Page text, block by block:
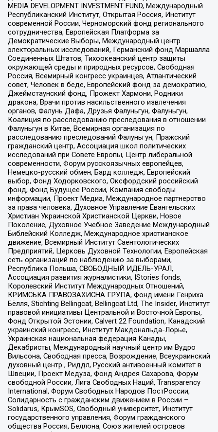
MEDIA DEVELOPMENT INVESTMENT FUND, Международный
Республиканский Институт, Открытая Россия, Институт
современной России, Черноморский фонд регионального
сотрудничества, Европейская Платформа за
Демократические Выборы, Международный центр
электоральных исследований, Германский фонд Маршалла
Соединенных Штатов, Тихоокеанский центр защиты
окружающей среды и природных ресурсов, Свободная
Россия, Всемирный конгресс украинцев, Атлантический
совет, Человек в беде, Европейский фонд за демократию,
Джеймстаунский фонд, Прожект Хармони, Родники
дракона, Врачи против насильственного извлечения
органов, Фалунь Дафа, Друзья Фалуньгун, Фалуньгун,
Коалиция по расследованию преследования в отношении
Фалуньгун в Китае, Всемирная организация по
расследованию преследований Фалуньгун, Пражский
гражданский центр, Ассоциация школ политических
исследований при Совете Европы, Центр либеральной
современности, Форум русскоязычных европейцев,
Немецко-русский обмен, Бард колледж, Европейский
выбор, Фонд Ходорковского, Оксфордский российский
фонд, Фонд Будущее России, Компания свободы
информации, Проект Медиа, Международное партнерство
за права человека, Духовное Управление Евангельских
Христиан Украинской Христианской Церкви, Новое
Поколение, Духовное Учебное Заведение Международный
Библейский Колледж, Международное христианское
движение, Всемирный Институт Саентологических
Предприятий, Церковь Духовной Технологии, Европейская
сеть организаций по наблюдению за выборами,
Республика Польша, СВОБОДНЫЙ ИДЕЛЬ-УРАЛ,
Ассоциация развития журналистики, IStories fonds,
Королевский Институт Международных Отношений,
КРИМСЬКА ПРАВОЗАХИСНА ГРУПА, Фонд имени Генриха
Бёлля, Stichting Bellingcat, Bellingcat Ltd, The Insider, Институт
правовой инициативы Центральной и Восточной Европы,
Фонд Открытой Эстонии, Calvert 22 Foundation, Канадский
украинский конгресс, Институт Макдональда-Лорье,
Украинская национальная федерация Канады,
Декабристы, Международный научный центр им Вудро
Вильсона, Свободная пресса, Возрождение, Всеукраинский
духовный центр , Риддл, Русский антивоенный комитет в
Швеции, Проект Медуза, Фонд Андрея Сахарова, Форум
свободной России, Лига Свободных Наций, Transparеncy
International, Форум Свободных Народов ПостРоссии,
Солидарность с гражданским движением в России –
Solidarus, КрымSOS, Свободный университет, Институт
государственного управления, Форум гражданского
общества Россия, Беллона, Союз жителей островов